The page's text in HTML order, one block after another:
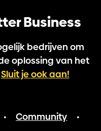
Business
bedrijven om
oplossing van het
Sluit je ook aan!
• Community •